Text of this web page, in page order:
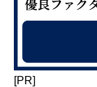
[PR]